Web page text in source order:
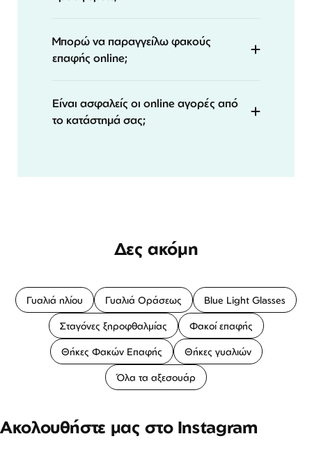
Μπορώ να παραγγείλω φακούς
επαφής online;
Είναι ασφαλείς οι online αγορές από
το κατάστημά σας;
Δες ακόμη
Γυαλιά ηλίου Γυαλιά Οράσεως Blue Light Glasses
Σταγόνες ξηροφθαλμίας Φακοί επαφής
Θήκες Φακών Επαφής Θήκες γυαλιών
Όλα τα αξεσουάρ
Ακολουθήστε μας στο Instagram